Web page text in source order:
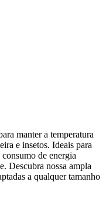
manter a temperatura
e insetos. Ideais para
de energia
Descubra nossa ampla
a qualquer tamanho